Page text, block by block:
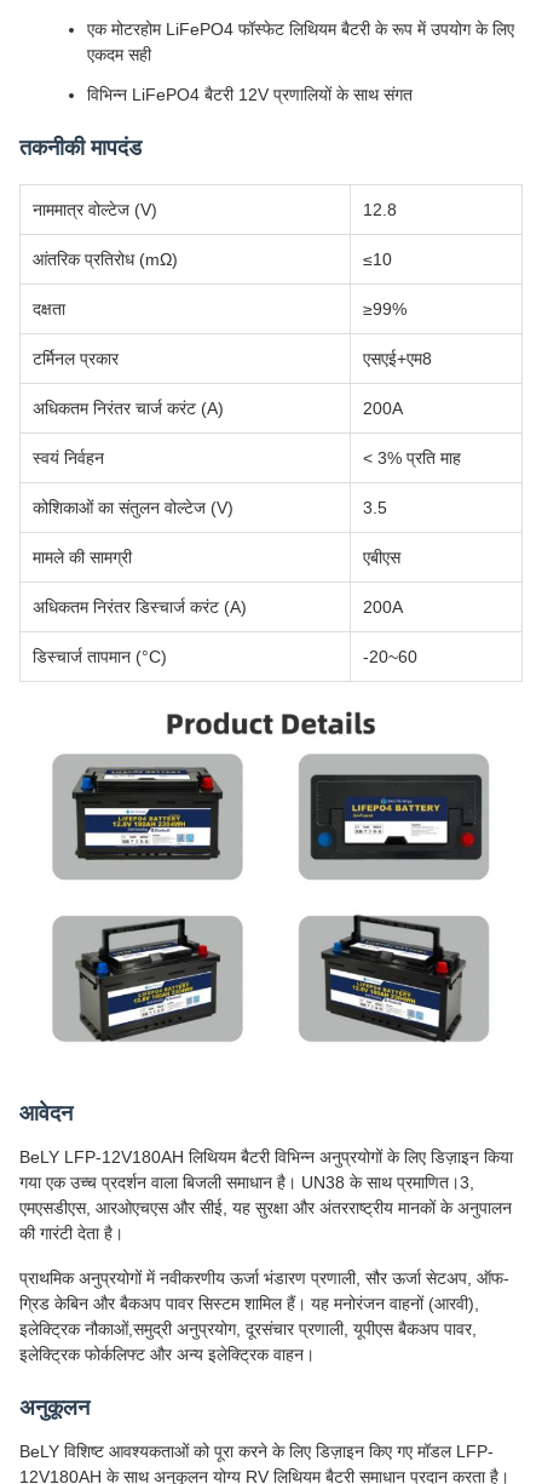
एक मोटरहोम LiFePO4 फॉस्फेट लिथियम बैटरी के रूप में उपयोग के लिए
एकदम सही
विभिन्न LiFePO4 बैटरी 12V प्रणालियों के साथ संगत
तकनीकी मापदंड
नाममात्र वोल्टेज (V) 12.8
आंतरिक प्रतिरोध (mΩ) ≤10
दक्षता ≥99%
टर्मिनल प्रकार एसएई+एम8
अधिकतम निरंतर चार्ज करंट (A) 200A
स्वयं निर्वहन < 3% प्रति माह
कोशिकाओं का संतुलन वोल्टेज (V) 3.5
मामले की सामग्री एबीएस
अधिकतम निरंतर डिस्चार्ज करंट (A) 200A
डिस्चार्ज तापमान (°C) -20~60
आवेदन
BeLY LFP-12V180AH लिथियम बैटरी विभिन्न अनुप्रयोगों के लिए डिज़ाइन किया
गया एक उच्च प्रदर्शन वाला बिजली समाधान है। UN38 के साथ प्रमाणित।3,
एमएसडीएस, आरओएचएस और सीई, यह सुरक्षा और अंतरराष्ट्रीय मानकों के अनुपालन
की गारंटी देता है।
प्राथमिक अनुप्रयोगों में नवीकरणीय ऊर्जा भंडारण प्रणाली, सौर ऊर्जा सेटअप, ऑफ-
ग्रिड केबिन और बैकअप पावर सिस्टम शामिल हैं। यह मनोरंजन वाहनों (आरवी),
इलेक्ट्रिक नौकाओं,समुद्री अनुप्रयोग, दूरसंचार प्रणाली, यूपीएस बैकअप पावर,
इलेक्ट्रिक फोर्कलिफ्ट और अन्य इलेक्ट्रिक वाहन।
अनुकूलन
BeLY विशिष्ट आवश्यकताओं को पूरा करने के लिए डिज़ाइन किए गए मॉडल LFP-
12V180AH के साथ अनुकूलन योग्य RV लिथियम बैटरी समाधान प्रदान करता है।